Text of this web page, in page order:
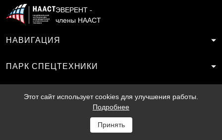
ЭВЕРЕНТ -
члены НААСТ
НАВИГАЦИЯ
ПАРК СПЕЦТЕХНИКИ
УСЛУГИ
2014 - 2026
Этот сайт использует cookies для улучшения работы.
Подробнее
Принять